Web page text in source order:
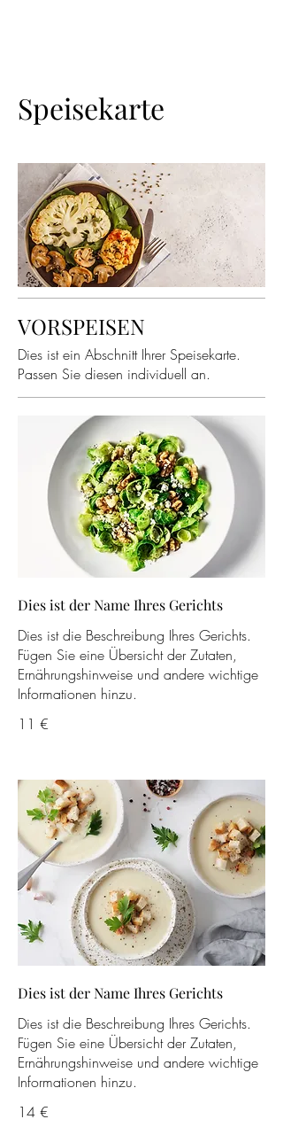
Speisekarte
VORSPEISEN
Dies ist ein Abschnitt Ihrer Speisekarte.
Passen Sie diesen individuell an.
Dies ist der Name Ihres Gerichts
Dies ist die Beschreibung Ihres Gerichts.
Fügen Sie eine Übersicht der Zutaten,
Ernährungshinweise und andere wichtige
Informationen hinzu.
11 €
Dies ist der Name Ihres Gerichts
Dies ist die Beschreibung Ihres Gerichts.
Fügen Sie eine Übersicht der Zutaten,
Ernährungshinweise und andere wichtige
Informationen hinzu.
14 €